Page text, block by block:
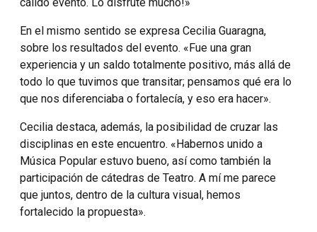
En el mismo sentido se expresa Cecilia Guaragna,
sobre los resultados del evento. «Fue una gran
experiencia y un saldo totalmente positivo, más allá de
todo lo que tuvimos que transitar; pensamos qué era lo
que nos diferenciaba o fortalecía, y eso era hacer».
Cecilia destaca, además, la posibilidad de cruzar las
disciplinas en este encuentro. «Habernos unido a
Música Popular estuvo bueno, así como también la
participación de cátedras de Teatro. A mí me parece
que juntos, dentro de la cultura visual, hemos
fortalecido la propuesta».